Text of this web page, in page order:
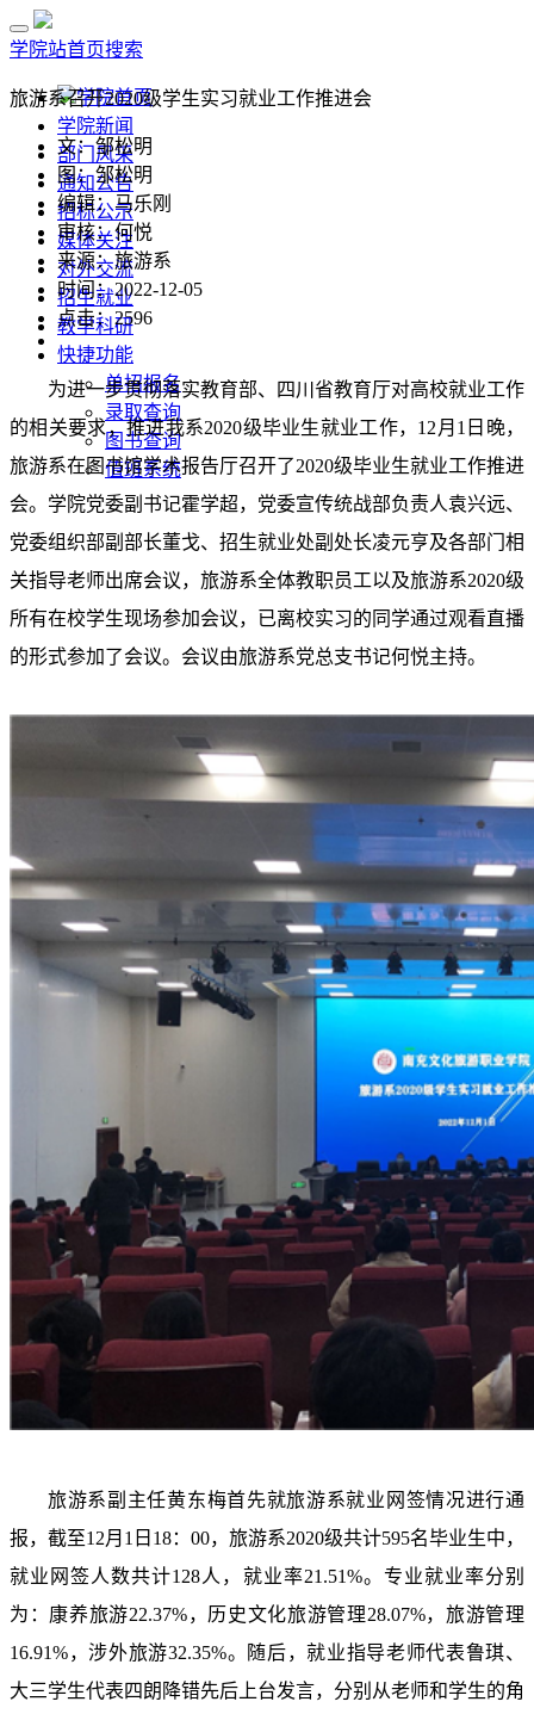
学院站首页搜索
学院首页
学院新闻
部门风采
通知公告
招标公示
媒体关注
对外交流
招生就业
教学科研
快捷功能
单招报名
录取查询
图书查询
值班系统
旅游系召开2020级学生实习就业工作推进会
文：邹松明
图：邹松明
编辑：马乐刚
审核：何悦
来源：旅游系
时间：2022-12-05
点击：2596
为进一步贯彻落实教育部、四川省教育厅对高校就业工作
的相关要求，推进我系2020级毕业生就业工作， 12 月 1 日晚，
旅游系在图书馆学术报告厅召开了2020级毕业生就业工作推进
会。学院党委副书记霍学超，党委宣传统战部负责人袁兴远、
党委组织部副部长董戈、招生就业处副处长凌元亨及各部门相
关指导老师出席会议，旅游系全体教职员工以及旅游系2020级
所有在校学生现场参加会议，已离校实习的同学通过观看直播
的形式参加了会议。会议由旅游系党总支书记何悦主持。
旅游系副主任黄东梅首先就旅游系就业网签情况进行通
报，截至12月 1 日 18： 00，旅游系2020级共计595名毕业生中，
就业网签人数共计128人，就业率21.51%。专业就业率分别
为：康养旅游22.37%，历史文化旅游管理28.07%，旅游管理
16.91%，涉外旅游32.35%。随后，就业指导老师代表鲁琪、
大三学生代表四朗降错先后上台发言，分别从老师和学生的角